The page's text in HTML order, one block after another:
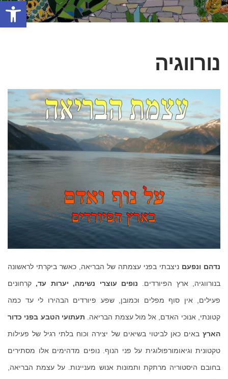
פתח
נורווגיה
נדהם ונפעם ניצבתי בפני עצמתה של הבריאה, כאשר ביקרתי לראשונה
בנורווגיה, ארץ הפיורדים. נופים עוצרי נשימה, יערות עד, קרחונים
פעילים, אין סוף מפלים וכמובן, שפע פיורדים הבהירו לי עד כמה
קטונתי, אנוכי האדם, אל מול עצמת הבריאה. תעתועי הטבע בפני כדור
הארץ באים כאן לביטוי בשיאים של יצירה וכוח בלתי רגיל של פעילות
טקטונית וגיאומורפולוגית על פני הנוף. נופים מדהימים אלו מסתירים
בחובם היסטוריה מרתקת ותמונות אנוש מעניינות. על עצמת הבריאה,